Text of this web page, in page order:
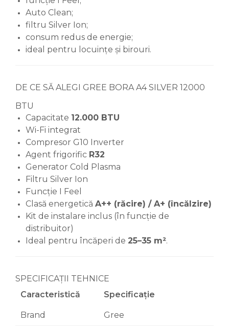
Auto Clean;
filtru Silver Ion;
consum redus de energie;
ideal pentru locuințe și birouri.
DE CE SĂ ALEGI GREE BORA A4 SILVER 12000
BTU
Capacitate 12.000 BTU
Wi-Fi integrat
Compresor G10 Inverter
Agent frigorific R32
Generator Cold Plasma
Filtru Silver Ion
Funcție I Feel
Clasă energetică A++ (răcire) / A+ (încălzire)
Kit de instalare inclus (în funcție de
distribuitor)
Ideal pentru încăperi de 25–35 m².
SPECIFICAȚII TEHNICE
Caracteristică
Specificație
Brand Gree